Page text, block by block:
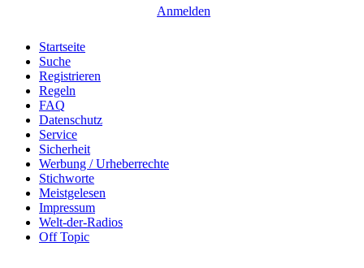
Anmelden
Startseite
Suche
Registrieren
Regeln
FAQ
Datenschutz
Service
Sicherheit
Werbung / Urheberrechte
Stichworte
Meistgelesen
Impressum
Welt-der-Radios
Off Topic